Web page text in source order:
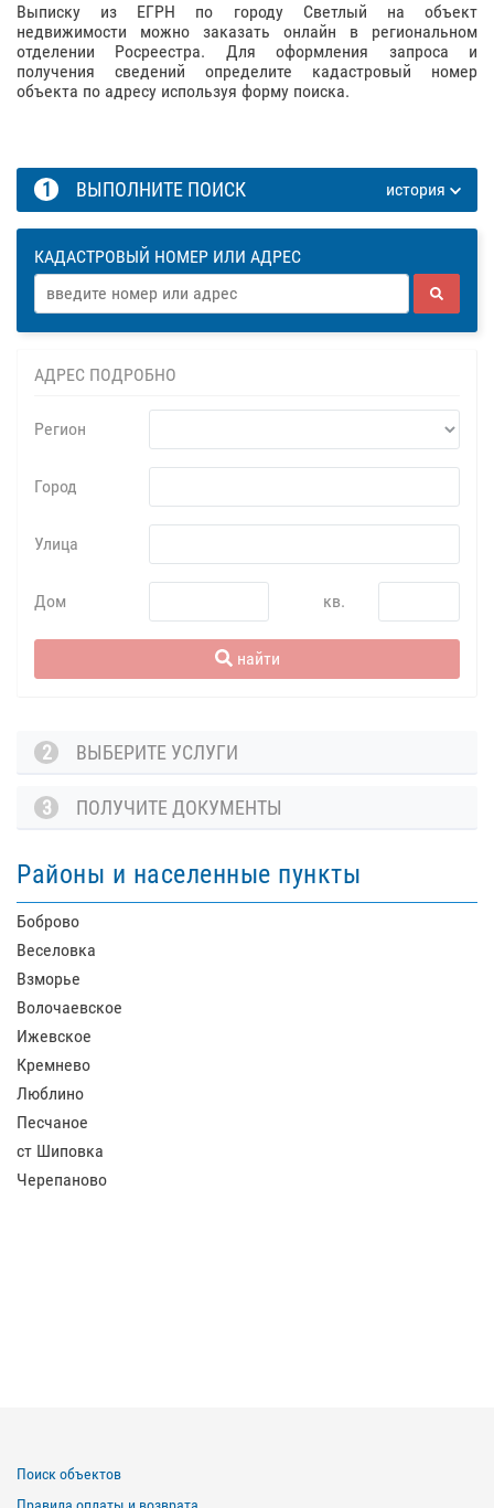
Выписку из ЕГРН по городу Светлый на объект
недвижимости можно заказать онлайн в региональном
отделении Росреестра. Для оформления запроса и
получения сведений определите кадастровый номер
объекта по адресу используя форму поиска.
1 ВЫПОЛНИТЕ ПОИСК история
КАДАСТРОВЫЙ НОМЕР ИЛИ АДРЕС
АДРЕС ПОДРОБНО
Регион
Город
Улица
Дом кв.
найти
2 ВЫБЕРИТЕ УСЛУГИ
3 ПОЛУЧИТЕ ДОКУМЕНТЫ
Районы и населенные пункты
Боброво
Веселовка
Взморье
Волочаевское
Ижевское
Кремнево
Люблино
Песчаное
ст Шиповка
Черепаново
Поиск объектов